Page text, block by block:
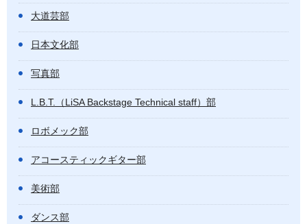
大道芸部
日本文化部
写真部
L.B.T.（LiSA Backstage Technical staff）部
ロボメック部
アコースティックギター部
美術部
ダンス部